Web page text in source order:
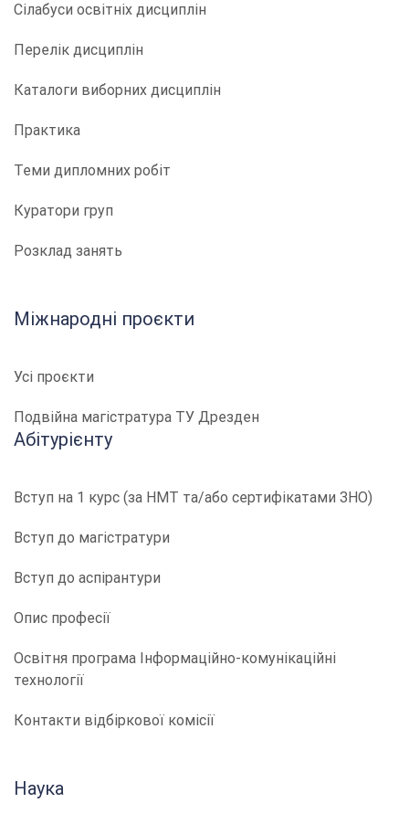
Сілабуси освітніх дисциплін
Перелік дисциплін
Каталоги виборних дисциплін
Практика
Теми дипломних робіт
Куратори груп
Розклад занять
Міжнародні проєкти
Усі проєкти
Подвійна магістратура ТУ Дрезден
Абітурієнту
Вступ на 1 курс (за НМТ та/або сертифікатами ЗНО)
Вступ до магістратури
Вступ до аспірантури
Опис професії
​​Освітня програма Інформаційно-комунікаційні
технології
Контакти відбіркової комісії
Наука